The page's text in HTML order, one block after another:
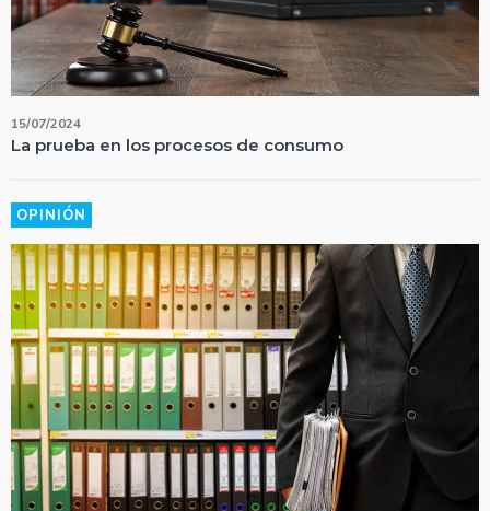
15/07/2024
La prueba en los procesos de consumo
OPINIÓN